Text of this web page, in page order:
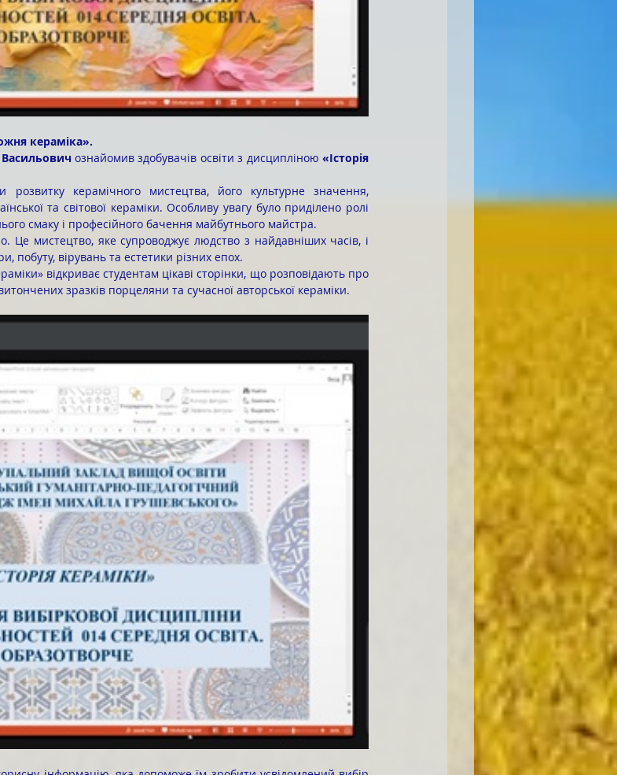
кераміка».
ознайомив здобувачів освіти з дисципліною «Історія
та світової кераміки. Особливу увагу було приділено ролі
смаку і професійного бачення майбутнього майстра.
побуту, вірувань та естетики різних епох.
зразків порцеляни та сучасної авторської кераміки.